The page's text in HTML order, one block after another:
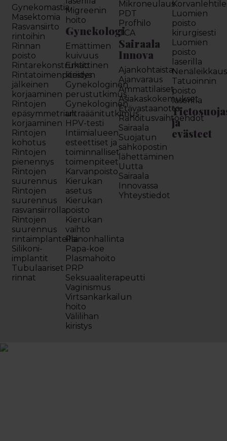
Gynekomastia
Masektomia
Rasvansiirto
rintoihin
Rinnan
poisto
Rintarekonstruktio
Rintatoimenpiteiden
jälkeinen
korjaaminen
Rintojen
epäsymmetrian
korjaaminen
Rintojen
kohotus
Rintojen
pienennys
Rintojen
suurennus
Rintojen
suurennus
rasvansiirrolla
Rintojen
suurennus
rintaimplanteilla
Silikoni-
implantit
Tubulaariset
rinnat
Migreenin
hoito
Gynekologi
Emättimen
kuivuus
Emättinen
kiristys
Gynekologinen
perustutkimus
Gynekologinen
ultraäänitutkimus
HPV-testi
Intiimialueen
esteettiset ja
toiminnalliset
toimenpiteet
Karvanpoisto
Kierukan
asetus
Kierukan
poisto
Kierukan
vaihto
Painonhallinta
Papa-koe
Plasmahoito
PRP
Seksuaaliterapeutti
Vaginismus
Virtsankarkailun
hoito
Välilihan
kiristys
Mikroneulaus
PDT
Profhilo
TCA
Sairaala
Innova
Ajankohtaista
Ajanvaraus
Ammattilaiset
Asiakaskokemukset
Etävastaanotto
Rahoitusvaihtoehdot
Sairaala
Suojatun
sähköpostin
lähettäminen
Uutta
Sairaala
Innovassa
Yhteystiedot
Luomien
poisto
kirurgisesti
Luomien
poisto
laserilla
Nenäleikkaus
Tatuoinnin
poisto
laserilla
ja
evästeet